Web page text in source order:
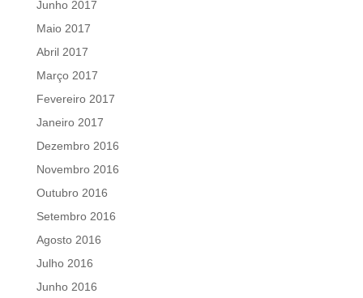
Junho 2017
Maio 2017
Abril 2017
Março 2017
Fevereiro 2017
Janeiro 2017
Dezembro 2016
Novembro 2016
Outubro 2016
Setembro 2016
Agosto 2016
Julho 2016
Junho 2016